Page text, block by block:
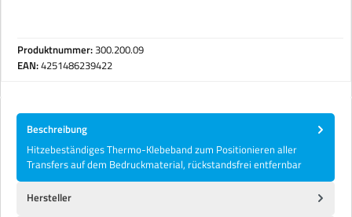
Produktnummer:300.200.09
EAN:4251486239422
Beschreibung
Hitzebeständiges Thermo-Klebeband zum Positionieren aller
Transfers auf dem Bedruckmaterial, rückstandsfrei entfernbar
Hersteller